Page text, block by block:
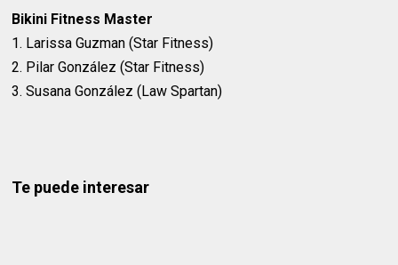
Bikini Fitness Master
1. Larissa Guzman (Star Fitness)
2. Pilar González (Star Fitness)
3. Susana González (Law Spartan)
Te puede interesar